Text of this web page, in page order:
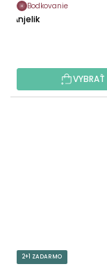
Bodkovanie
Anjelik
VYBRAŤ
2+1 ZADARMO